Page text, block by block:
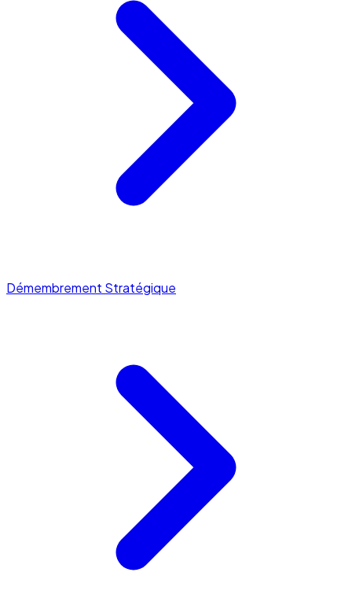
Démembrement Stratégique